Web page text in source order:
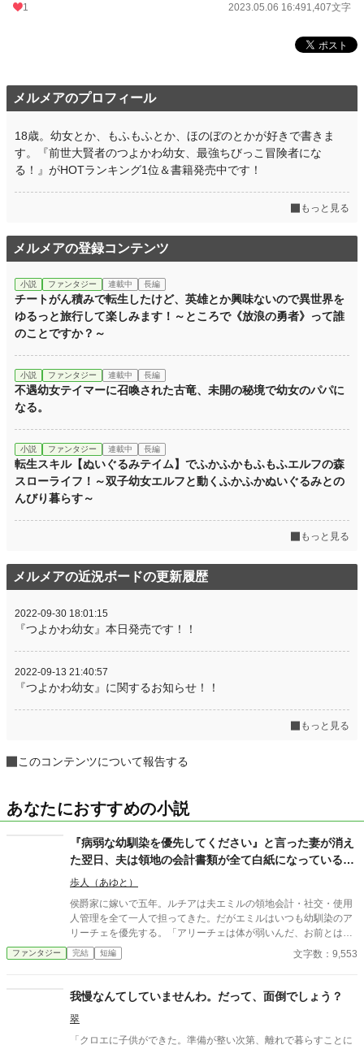
1 2023.05.06 16:491,407文字
メルメアのプロフィール
18歳。幼女とか、もふもふとか、ほのぼのとかが好きで書きま
す。『前世大賢者のつよかわ幼女、最強ちびっこ冒険者にな
る！』がHOTランキング1位＆書籍発売中です！
もっと見る
メルメアの登録コンテンツ
小説 ファンタジー 連載中 長編
チートがん積みで転生したけど、英雄とか興味ないので異世界を
ゆるっと旅行して楽しみます！～ところで《放浪の勇者》って誰
のことですか？～
小説 ファンタジー 連載中 長編
不遇幼女テイマーに召喚された古竜、未開の秘境で幼女のパパに
なる。
小説 ファンタジー 連載中 長編
転生スキル【ぬいぐるみテイム】でふかふかもふもふエルフの森
スローライフ！～双子幼女エルフと動くふかふかぬいぐるみとの
んびり暮らす～
もっと見る
メルメアの近況ボードの更新履歴
2022-09-30 18:01:15
『つよかわ幼女』本日発売です！！
2022-09-13 21:40:57
『つよかわ幼女』に関するお知らせ！！
もっと見る
このコンテンツについて報告する
あなたにおすすめの小説
『病弱な幼馴染を優先してください』と言った妻が消え
た翌日、夫は領地の会計書類が全て白紙になっているこ
とに気づいた
歩人（あゆと）
侯爵家に嫁いで五年。ルチアは夫エミルの領地会計・社交・使用
人管理を全て一人で担ってきた。だがエミルはいつも幼馴染のア
リーチェを優先する。「アリーチェは体が弱いんだ、お前とは違
う」——その言葉を百回聞いた日、ルチアは微笑んで離縁届に署
名した。「ええ、私は丈夫ですから。どうぞ幼馴染様をお大事
らの陳情の山、そして紅茶の淹れ方すら知らない自分。三ヶ月
後、かつて「地味な妻」と呼ばれたルチアは、辺境伯の財務顧問
として辣腕を振るっていた。
ファンタジー 完結 短編 文字数：9,553
我慢なんてしていませんわ。だって、面倒でしょう？
翠
「クロエに子供ができた。準備が整い次第、離れで暮らすことに